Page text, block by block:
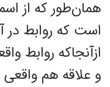
همان‌طور که از
است که روابط در
ازآنجاکه روابط
و علاقه هم